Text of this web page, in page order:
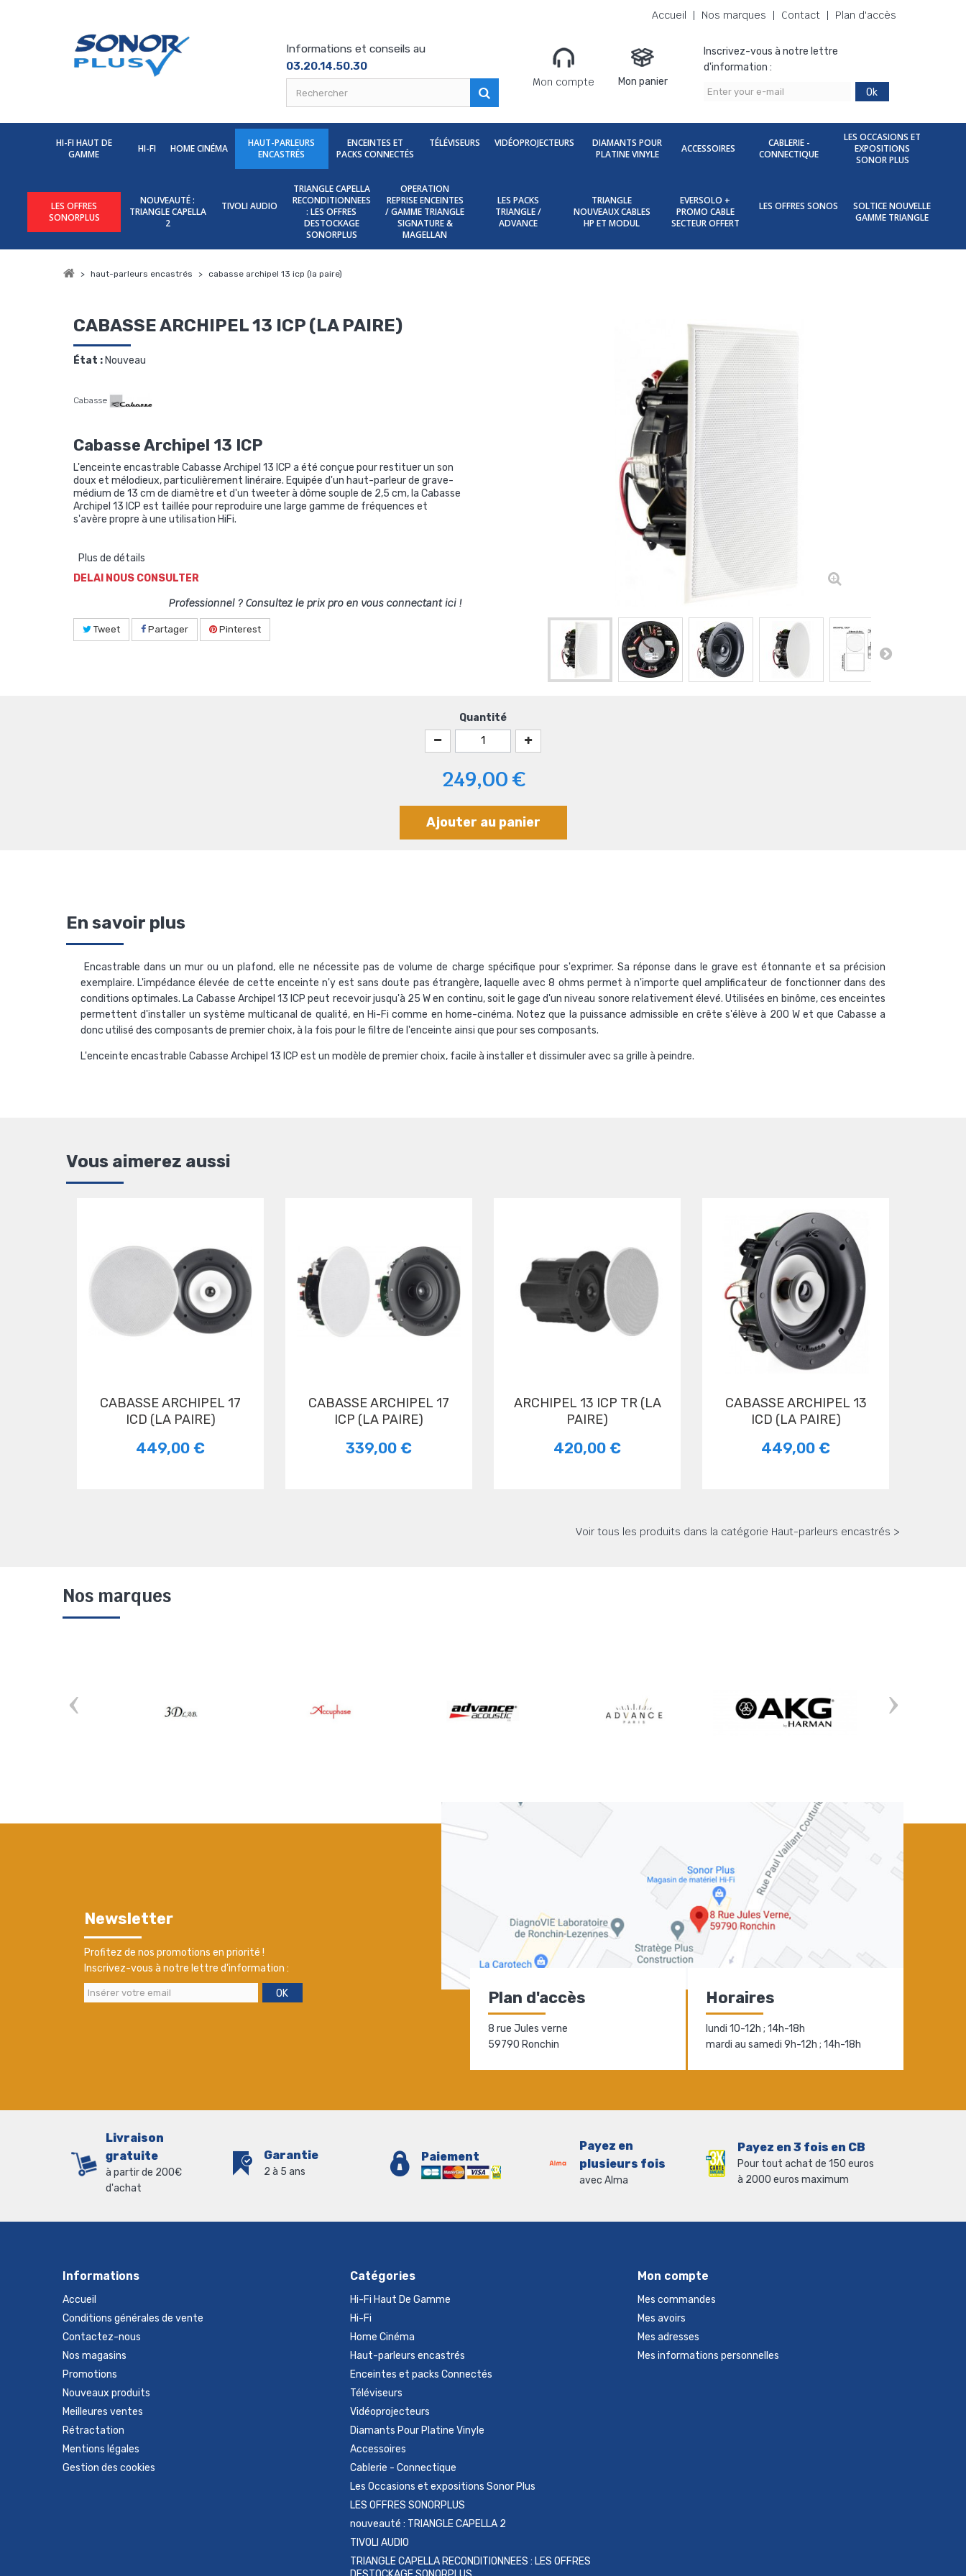
Accueil Nos marques Contact Plan d'accès
Informations et conseils au
03.20.14.50.30
Mon compte
Mon panier
Inscrivez-vous à notre lettre
d'information :
Ok
HI-FI HAUT DE
GAMME
HI-FI HOME CINÉMA
HAUT-PARLEURS
ENCASTRÉS
ENCEINTES ET
PACKS CONNECTÉS
TÉLÉVISEURS VIDÉOPROJECTEURS
DIAMANTS POUR
PLATINE VINYLE
ACCESSOIRES
CABLERIE -
CONNECTIQUE
LES OCCASIONS ET
EXPOSITIONS
SONOR PLUS
LES OFFRES
SONORPLUS
NOUVEAUTÉ :
TRIANGLE CAPELLA
2
TIVOLI AUDIO
TRIANGLE CAPELLA
RECONDITIONNEES
: LES OFFRES
DESTOCKAGE
SONORPLUS
OPERATION
REPRISE ENCEINTES
/ GAMME TRIANGLE
SIGNATURE &
MAGELLAN
LES PACKS
TRIANGLE /
ADVANCE
TRIANGLE
NOUVEAUX CABLES
HP ET MODUL
EVERSOLO +
PROMO CABLE
SECTEUR OFFERT
LES OFFRES SONOS
SOLTICE NOUVELLE
GAMME TRIANGLE
> haut-parleurs encastrés > cabasse archipel 13 icp (la paire)
CABASSE ARCHIPEL 13 ICP (LA PAIRE)
État : Nouveau
Cabasse
Cabasse Archipel 13 ICP
L'enceinte encastrable Cabasse Archipel 13 ICP a été conçue pour restituer un son
doux et mélodieux, particulièrement linéraire. Equipée d'un haut-parleur de grave-
médium de 13 cm de diamètre et d'un tweeter à dôme souple de 2,5 cm, la Cabasse
Archipel 13 ICP est taillée pour reproduire une large gamme de fréquences et
s'avère propre à une utilisation HiFi.
Plus de détails
DELAI NOUS CONSULTER
Professionnel ? Consultez le prix pro en vous connectant ici !
Tweet Partager Pinterest
Quantité
249,00 €
Ajouter au panier
En savoir plus
Encastrable dans un mur ou un plafond, elle ne nécessite pas de volume de charge spécifique pour s'exprimer. Sa réponse dans le grave est étonnante et sa précision
exemplaire. L'impédance élevée de cette enceinte n'y est sans doute pas étrangère, laquelle avec 8 ohms permet à n'importe quel amplificateur de fonctionner dans des
conditions optimales. La Cabasse Archipel 13 ICP peut recevoir jusqu'à 25 W en continu, soit le gage d'un niveau sonore relativement élevé. Utilisées en binôme, ces enceintes
permettent d'installer un système multicanal de qualité, en Hi-Fi comme en home-cinéma. Notez que la puissance admissible en crête s'élève à 200 W et que Cabasse a
donc utilisé des composants de premier choix, à la fois pour le filtre de l'enceinte ainsi que pour ses composants.
L'enceinte encastrable Cabasse Archipel 13 ICP est un modèle de premier choix, facile à installer et dissimuler avec sa grille à peindre.
Vous aimerez aussi
CABASSE ARCHIPEL 17
ICD (LA PAIRE)
449,00 €
CABASSE ARCHIPEL 17
ICP (LA PAIRE)
339,00 €
ARCHIPEL 13 ICP TR (LA
PAIRE)
420,00 €
CABASSE ARCHIPEL 13
ICD (LA PAIRE)
449,00 €
Voir tous les produits dans la catégorie Haut-parleurs encastrés >
Nos marques
Plan d'accès
8 rue Jules verne
59790 Ronchin
Horaires
lundi 10-12h ; 14h-18h
mardi au samedi 9h-12h ; 14h-18h
Newsletter
Profitez de nos promotions en priorité !
Inscrivez-vous à notre lettre d'information :
OK
Livraison
gratuite
à partir de 200€
d'achat
Garantie
2 à 5 ans
Paiement
Payez en
plusieurs fois
avec Alma
Payez en 3 fois en CB
Pour tout achat de 150 euros
à 2000 euros maximum
Informations
Accueil
Conditions générales de vente
Contactez-nous
Nos magasins
Promotions
Nouveaux produits
Meilleures ventes
Rétractation
Mentions légales
Gestion des cookies
Catégories
Hi-Fi Haut De Gamme
Hi-Fi
Home Cinéma
Haut-parleurs encastrés
Enceintes et packs Connectés
Téléviseurs
Vidéoprojecteurs
Diamants Pour Platine Vinyle
Accessoires
Cablerie - Connectique
Les Occasions et expositions Sonor Plus
LES OFFRES SONORPLUS
nouveauté : TRIANGLE CAPELLA 2
TIVOLI AUDIO
TRIANGLE CAPELLA RECONDITIONNEES : LES OFFRES
Mon compte
Mes commandes
Mes avoirs
Mes adresses
Mes informations personnelles